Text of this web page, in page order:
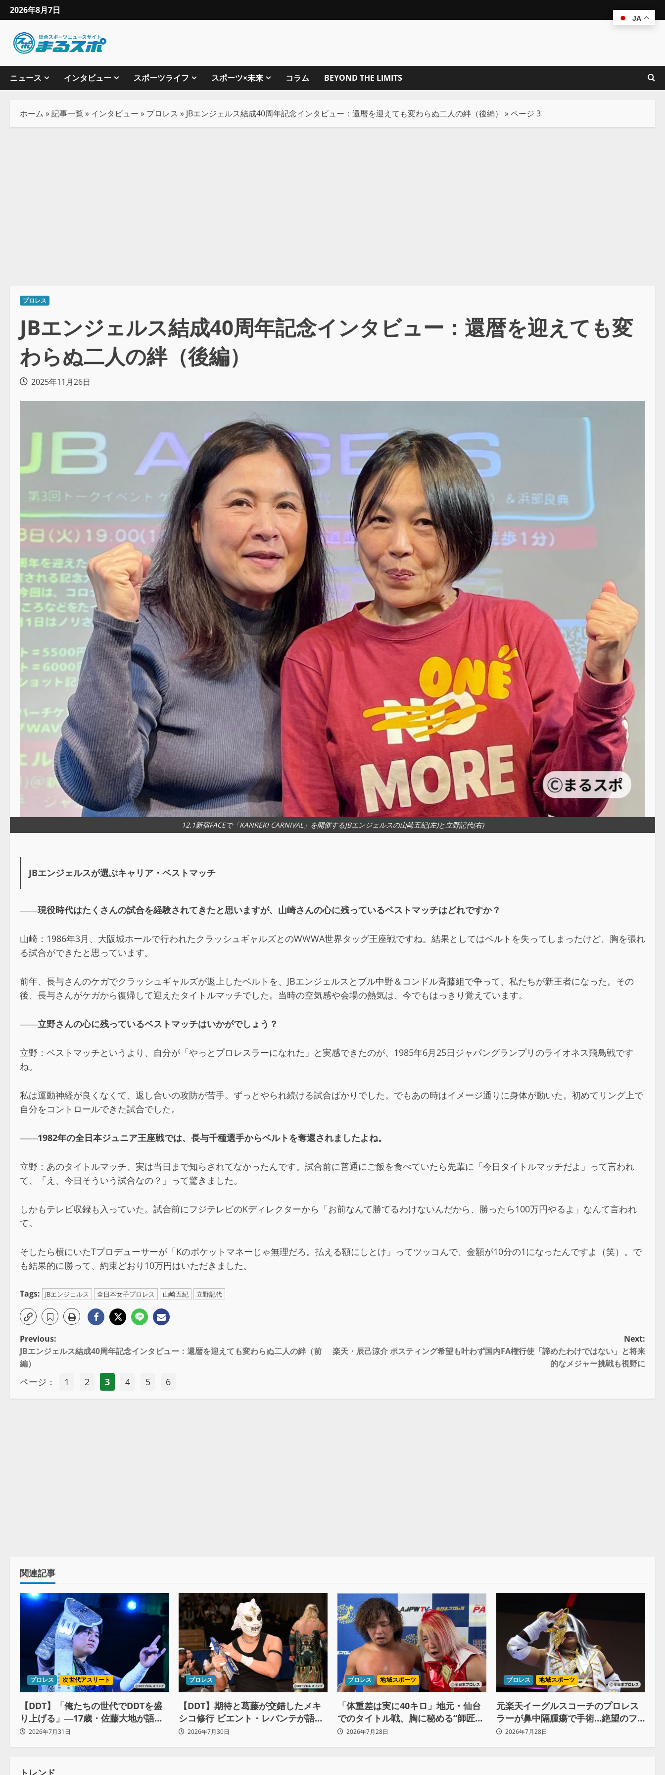
2026年8月7日
ニュース インタビュー スポーツライフ スポーツ×未来 コラム BEYOND THE LIMITS
ホーム »記事一覧 » インタビュー » プロレス » JBエンジェルス結成40周年記念インタビュー：還暦を迎えても変わらぬ二人の絆（後編） »ページ 3
プロレス
JBエンジェルス結成40周年記念インタビュー：還暦を迎えても変
わらぬ二人の絆（後編）
2025年11月26日
12.1新宿FACEで「KANREKI CARNIVAL」を開催するJBエンジェルスの山崎五紀(左)と立野記代(右)
JBエンジェルスが選ぶキャリア・ベストマッチ
――現役時代はたくさんの試合を経験されてきたと思いますが、山崎さんの心に残っているベストマッチはどれですか？
山崎：1986年3月、大阪城ホールで行われたクラッシュギャルズとのWWWA世界タッグ王座戦ですね。結果としてはベルトを失ってしまったけど、胸を張れ
る試合ができたと思っています。
前年、長与さんのケガでクラッシュギャルズが返上したベルトを、JBエンジェルスとブル中野＆コンドル斉藤組で争って、私たちが新王者になった。その
後、長与さんがケガから復帰して迎えたタイトルマッチでした。当時の空気感や会場の熱気は、今でもはっきり覚えています。
――立野さんの心に残っているベストマッチはいかがでしょう？
立野：ベストマッチというより、自分が「やっとプロレスラーになれた」と実感できたのが、1985年6月25日ジャパングランプリのライオネス飛鳥戦です
ね。
私は運動神経が良くなくて、返し合いの攻防が苦手。ずっとやられ続ける試合ばかりでした。でもあの時はイメージ通りに身体が動いた。初めてリング上で
自分をコントロールできた試合でした。
――1982年の全日本ジュニア王座戦では、長与千種選手からベルトを奪還されましたよね。
立野：あのタイトルマッチ、実は当日まで知らされてなかったんです。試合前に普通にご飯を食べていたら先輩に「今日タイトルマッチだよ」って言われ
て、「え、今日そういう試合なの？」って驚きました。
しかもテレビ収録も入っていた。試合前にフジテレビのKディレクターから「お前なんて勝てるわけないんだから、勝ったら100万円やるよ」なんて言われ
て。
そしたら横にいたTプロデューサーが「Kのポケットマネーじゃ無理だろ。払える額にしとけ」ってツッコんで、金額が10分の1になったんですよ（笑）。で
も結果的に勝って、約束どおり10万円はいただきました。
Tags: JBエンジェルス 全日本女子プロレス 山崎五紀 立野記代
Previous:
JBエンジェルス結成40周年記念インタビュー：還暦を迎えても変わらぬ二人の絆（前
編）
Next:
楽天・辰己涼介 ポスティング希望も叶わず国内FA権行使「諦めたわけではない」と将来
的なメジャー挑戦も視野に
ページ： 1 2 3 4 5 6
関連記事
プロレス 次世代アスリート
【DDT】「俺たちの世代でDDTを盛
り上げる」―17歳・佐藤大地が語る
ユニットの絆とシングル王座への飽
2026年7月31日
プロレス
【DDT】期待と葛藤が交錯したメキ
シコ修行 ビエント・レバンテが語る
約10ヶ月間の苦悩「くすぶっている
2026年7月30日
プロレス 地域スポーツ
「体重差は実に40キロ」地元・仙台
でのタイトル戦、胸に秘める“師匠の
ベルト”への想いと同期決戦への決意
2026年7月28日
プロレス 地域スポーツ
元楽天イーグルスコーチのプロレス
ラーが鼻中隔腫瘍で手術…絶望のフ
チで救われたリーダーの言葉
2026年7月28日
JA